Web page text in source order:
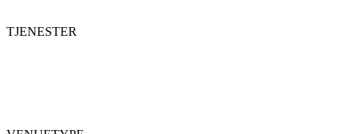
TJENESTER